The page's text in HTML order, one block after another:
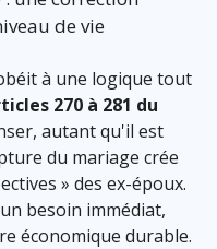
de vie
à une logique tout
270 à 281 du
autant qu'il est
du mariage crée
» des ex-époux.
besoin immédiat,
économique durable.